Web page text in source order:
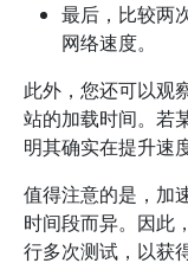
最后，比较两
网络速度。
此外，您还可以观
站的加载时间。若
明其确实在提升速度
值得注意的是，加
时间段而异。因此
行多次测试，以获